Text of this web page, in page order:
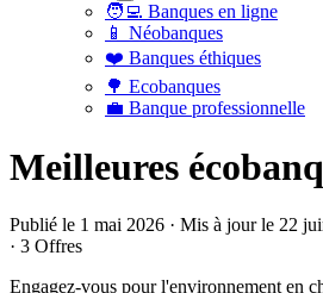
🧑‍💻 Banques en ligne
📱 Néobanques
❤️ Banques éthiques
🌳 Ecobanques
💼 Banque professionnelle
Meilleures
Publié le 1 mai 2026 · Mis à jour le 22
· 3 Offres
Engagez-vous pour l'environnement en